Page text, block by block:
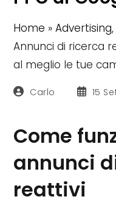
Home »
Annunci di ricerca
al meglio le tue
Autore
Carlo
Articolo
15
Come
annunci
reattivi